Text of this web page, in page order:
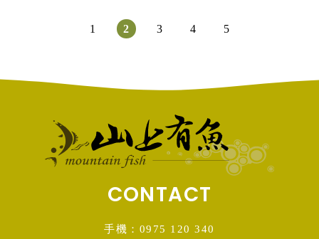
1 2 3 4 5
CONTACT
手機：0975 120 340